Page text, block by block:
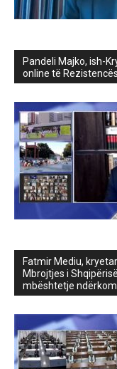
Pandeli Majko, ish-
online të
Fatmir Mediu,
Mbrojtjes i
mbështetje